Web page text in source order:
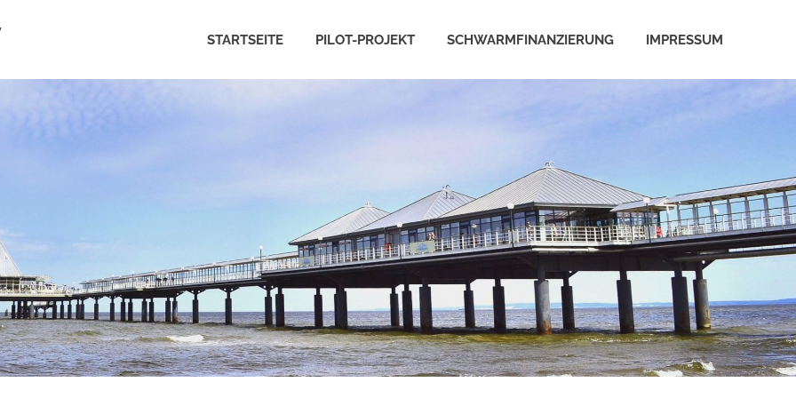
STARTSEITE PILOT-PROJEKT SCHWARMFINANZIERUNG IMPRESSUM